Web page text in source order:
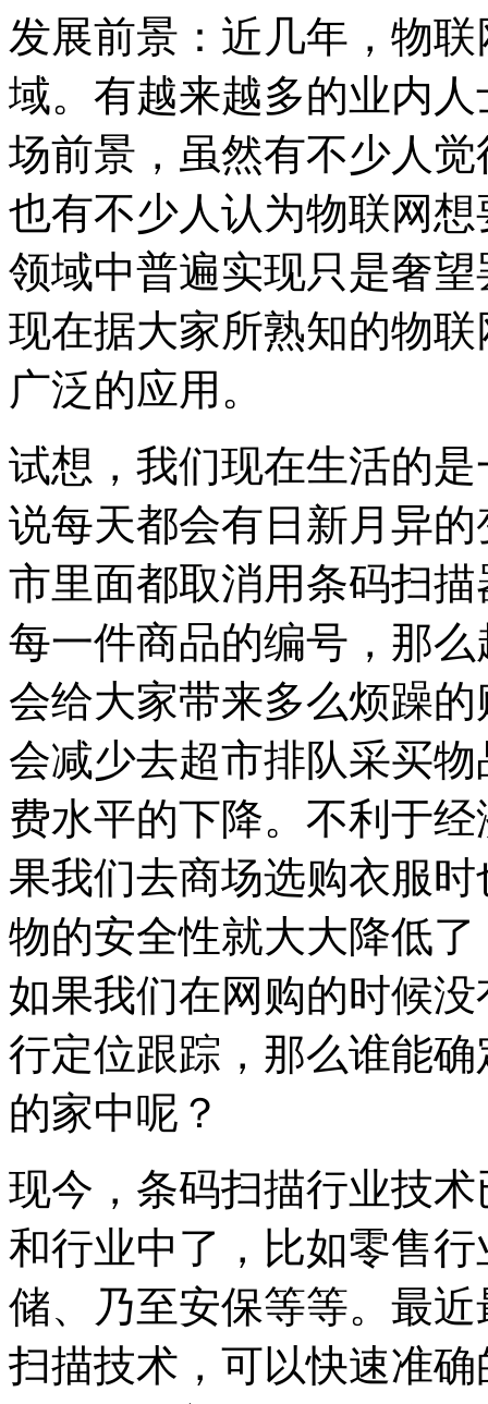
发展前景：近几年，物
域。有越来越多的业内
场前景，虽然有不少人
也有不少人认为物联网
领域中普遍实现只是奢
现在据大家所熟知的物
广泛的应用。
试想，我们现在生活的
说每天都会有日新月异
市里面都取消用条码扫
每一件商品的编号，那
会给大家带来多么烦躁
会减少去超市排队采买
费水平的下降。不利于
果我们去商场选购衣服
物的安全性就大大降低
如果我们在网购的时候
行定位跟踪，那么谁能
的家中呢？
现今，条码扫描行业技
和行业中了，比如零售
储、乃至安保等等。最
扫描技术，可以快速准